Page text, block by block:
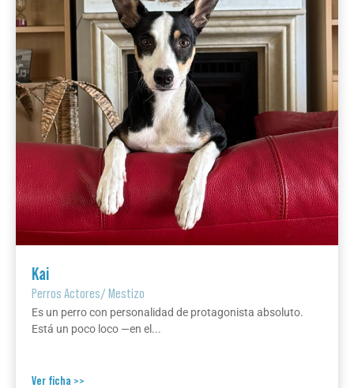
Kai
Perros Actores/Mestizo
Es un perro con personalidad de protagonista absoluto.
Está un poco loco —en el...
Ver ficha >>